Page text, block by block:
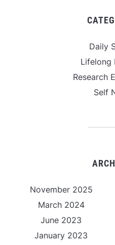
Daily
Lifelong
Research
Self
November 2025
March 2024
June 2023
January 2023